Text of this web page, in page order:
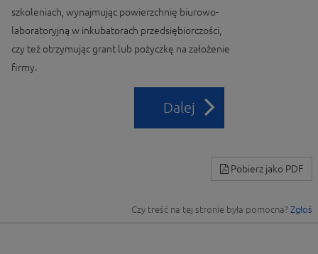
szkoleniach, wynajmując powierzchnię biurowo-
laboratoryjną w inkubatorach przedsiębiorczości,
czy też otrzymując grant lub pożyczkę na założenie
firmy.
Dalej
Pobierz jako PDF
Czy treść na tej stronie była pomocna? Zgłoś